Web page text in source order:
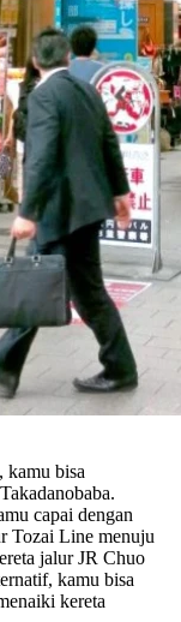
bisa
capai dengan
Tozai Line menuju
jalur JR Chuo
kamu bisa
kereta